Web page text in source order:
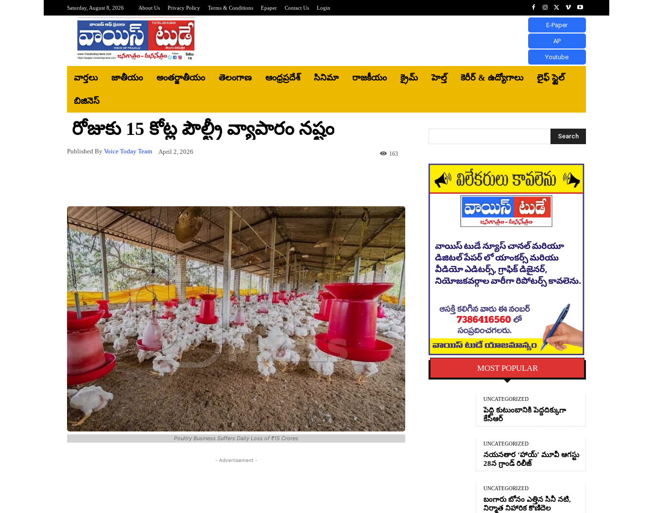
Saturday, August 8, 2026 About Us Privacy Policy Terms & Conditions Epaper Contact Us Login
E-Paper
AP
Youtube
వార్తలు జాతీయం అంతర్జాతీయం తెలంగాణ ఆంధ్రప్రదేశ్ సినిమా రాజకీయం క్రైమ్ హెల్త్‌ కెరీర్ & ఉద్యోగాలు లైఫ్ స్టైల్
బిజినెస్‌
రోజుకు 15 కోట్ల పౌల్ట్రీ వ్యాపారం నష్టం
Published By Voice Today Team April 2, 2026 163
Poultry Business Suffers Daily Loss of ₹15 Crores
- Advertisement -
Search
MOST POPULAR
UNCATEGORIZED
పెద్ది కుటుంబానికి పెద్దదిక్కుగా
కేసీఆర్
UNCATEGORIZED
నయనతార ‘హాయ్’ మూవీ ఆగస్టు
28న గ్రాండ్ రిలీజ్
UNCATEGORIZED
బంగారు బోనం ఎత్తిన సినీ నటి,
నిర్మాత నిహారిక కొణిదెల